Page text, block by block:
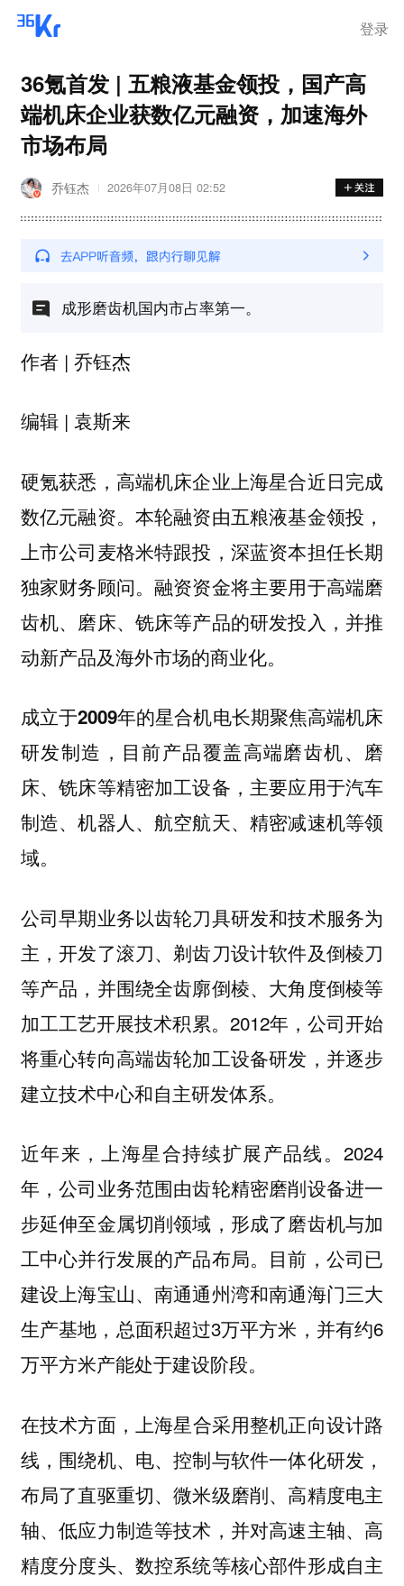
登录
36氪首发 | 五粮液基金领投，国产高
端机床企业获数亿元融资，加速海外
市场布局
乔钰杰 2026年07月08日 02:52
成形磨齿机国内市占率第一。
作者 | 乔钰杰
编辑 | 袁斯来
硬氪获悉，高端机床企业上海星合近日完成
数亿元融资。本轮融资由五粮液基金领投，
上市公司麦格米特跟投，深蓝资本担任长期
独家财务顾问。融资资金将主要用于高端磨
齿机、磨床、铣床等产品的研发投入，并推
动新产品及海外市场的商业化。
成立于2009年的星合机电长期聚焦高端机床
研发制造，目前产品覆盖高端磨齿机、磨
床、铣床等精密加工设备，主要应用于汽车
制造、机器人、航空航天、精密减速机等领
域。
公司早期业务以齿轮刀具研发和技术服务为
主，开发了滚刀、剃齿刀设计软件及倒棱刀
等产品，并围绕全齿廓倒棱、大角度倒棱等
加工工艺开展技术积累。2012年，公司开始
将重心转向高端齿轮加工设备研发，并逐步
建立技术中心和自主研发体系。
近年来，上海星合持续扩展产品线。2024
年，公司业务范围由齿轮精密磨削设备进一
步延伸至金属切削领域，形成了磨齿机与加
工中心并行发展的产品布局。目前，公司已
建设上海宝山、南通通州湾和南通海门三大
生产基地，总面积超过3万平方米，并有约6
万平方米产能处于建设阶段。
在技术方面，上海星合采用整机正向设计路
线，围绕机、电、控制与软件一体化研发，
布局了直驱重切、微米级磨削、高精度电主
轴、低应力制造等技术，并对高速主轴、高
精度分度头、数控系统等核心部件形成自主